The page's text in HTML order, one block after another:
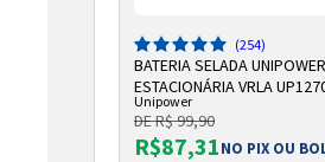
(254)
BATERIA SELADA UNIPOWER
ESTACIONÁRIA VRLA
7AH F187
Unipower
DE R$ 99,90
R$87,31NO PIX OU